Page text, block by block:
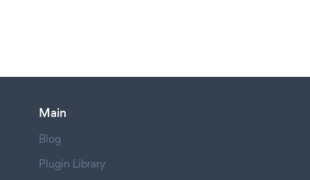
Main
Blog
Plugin Library